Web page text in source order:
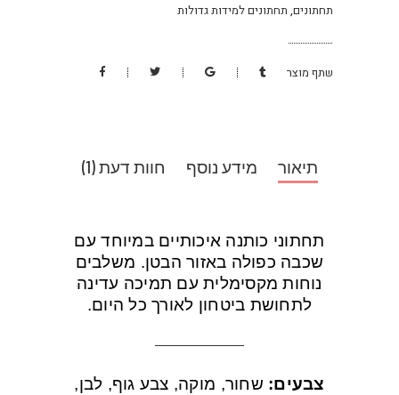
תחתונים, תחתונים למידות גדולות
שתף מוצר
תיאור מידע נוסף חוות דעת (1)
תחתוני כותנה איכותיים במיוחד עם
שכבה כפולה באזור הבטן. משלבים
נוחות מקסימלית עם תמיכה עדינה
לתחושת ביטחון לאורך כל היום.
צבעים: שחור, מוקה, צבע גוף, לבן,